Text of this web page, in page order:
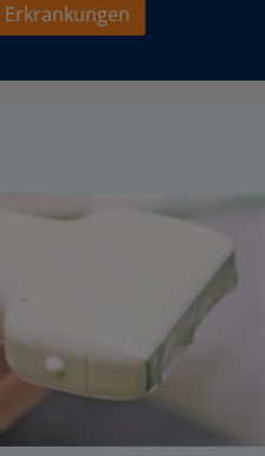
Erkrankungen